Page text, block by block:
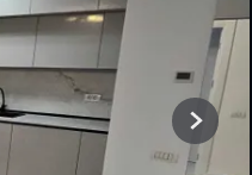
Next